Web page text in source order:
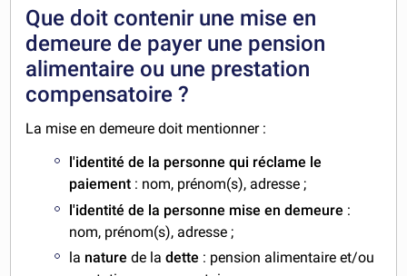
Que doit contenir une mise en
demeure de payer une pension
alimentaire ou une prestation
compensatoire ?
La mise en demeure doit mentionner :
l'identité de la personne qui réclame le
paiement : nom, prénom(s), adresse ;
l'identité de la personne mise en demeure :
nom, prénom(s), adresse ;
la nature de ladette : pension alimentaire et/ou